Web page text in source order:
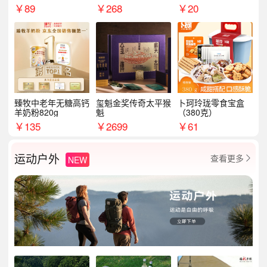
￥89 ￥268 ￥20
臻牧中老年无糖高钙
羊奶粉820g
￥135
玺魁金奖传奇太平猴
魁
￥2699
卜珂玲珑零食宝盒
（380克）
￥61
运动户外 NEW 查看更多 